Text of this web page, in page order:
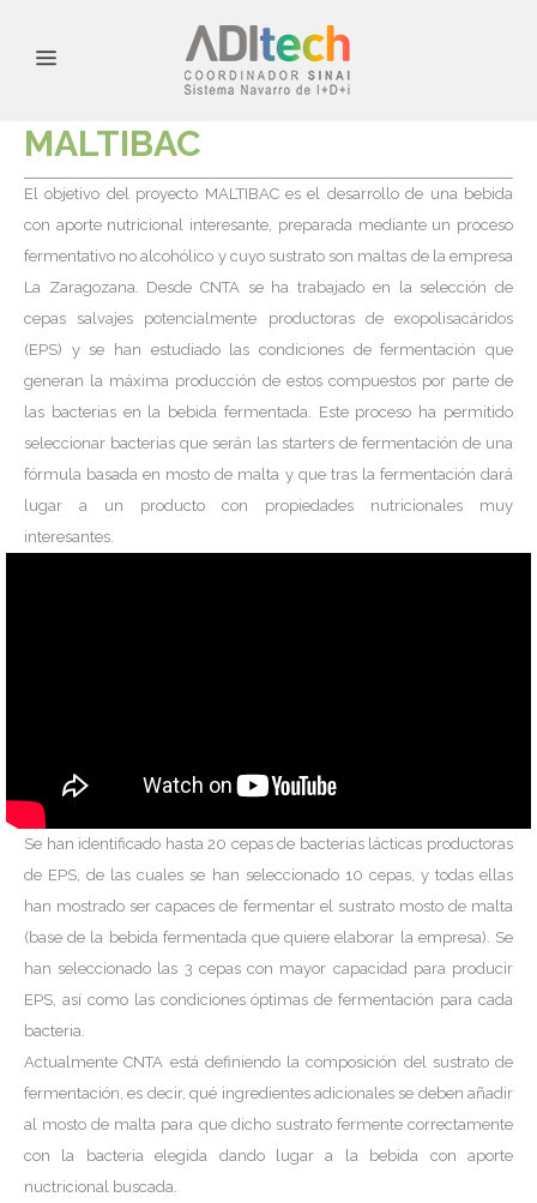
MALTIBAC
El objetivo del proyecto MALTIBAC es el desarrollo de una bebida
con aporte nutricional interesante, preparada mediante un proceso
fermentativo no alcohólico y cuyo sustrato son maltas de la empresa
La Zaragozana. Desde CNTA se ha trabajado en la selección de
cepas salvajes potencialmente productoras de exopolisacáridos
(EPS) y se han estudiado las condiciones de fermentación que
generan la máxima producción de estos compuestos por parte de
las bacterias en la bebida fermentada. Este proceso ha permitido
seleccionar bacterias que serán las starters de fermentación de una
fórmula basada en mosto de malta y que tras la fermentación dará
lugar a un producto con propiedades nutricionales muy
interesantes.
Se han identificado hasta 20 cepas de bacterias lácticas productoras
de EPS, de las cuales se han seleccionado 10 cepas, y todas ellas
han mostrado ser capaces de fermentar el sustrato mosto de malta
(base de la bebida fermentada que quiere elaborar la empresa). Se
han seleccionado las 3 cepas con mayor capacidad para producir
EPS, así como las condiciones óptimas de fermentación para cada
bacteria.
Actualmente CNTA está definiendo la composición del sustrato de
fermentación, es decir, qué ingredientes adicionales se deben añadir
al mosto de malta para que dicho sustrato fermente correctamente
con la bacteria elegida dando lugar a la bebida con aporte
nuctricional buscada.